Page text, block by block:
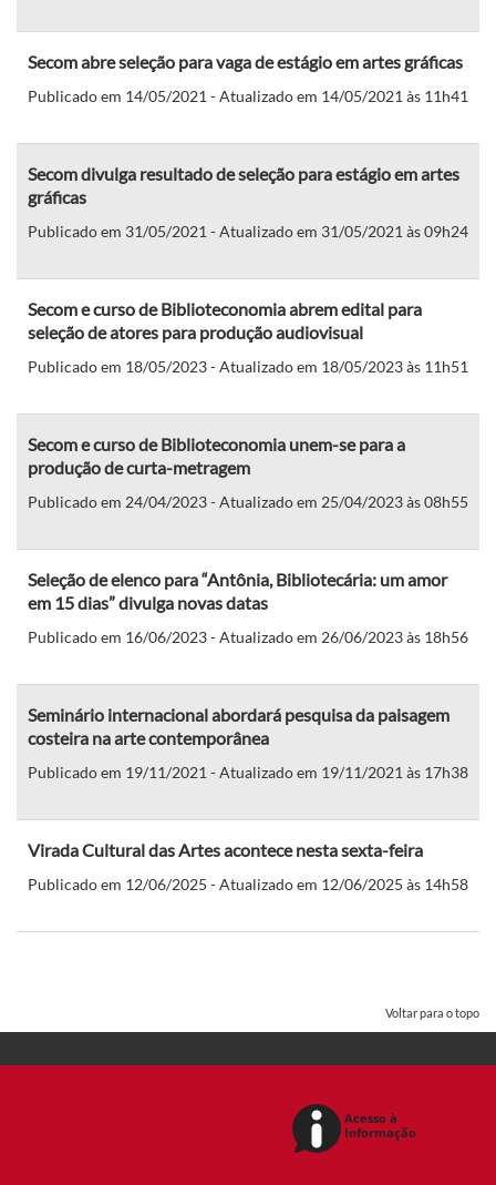
Secom abre seleção para vaga de estágio em artes gráficas
Publicado em 14/05/2021 - Atualizado em 14/05/2021 às 11h41
Secom divulga resultado de seleção para estágio em artes
gráficas
Publicado em 31/05/2021 - Atualizado em 31/05/2021 às 09h24
Secom e curso de Biblioteconomia abrem edital para
seleção de atores para produção audiovisual
Publicado em 18/05/2023 - Atualizado em 18/05/2023 às 11h51
Secom e curso de Biblioteconomia unem-se para a
produção de curta-metragem
Publicado em 24/04/2023 - Atualizado em 25/04/2023 às 08h55
Seleção de elenco para “Antônia, Bibliotecária: um amor
em 15 dias” divulga novas datas
Publicado em 16/06/2023 - Atualizado em 26/06/2023 às 18h56
Seminário internacional abordará pesquisa da paisagem
costeira na arte contemporânea
Publicado em 19/11/2021 - Atualizado em 19/11/2021 às 17h38
Virada Cultural das Artes acontece nesta sexta-feira
Publicado em 12/06/2025 - Atualizado em 12/06/2025 às 14h58
Voltar para o topo